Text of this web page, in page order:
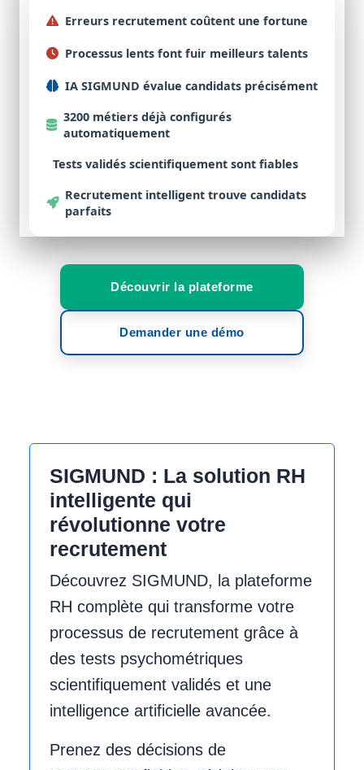
Erreurs recrutement coûtent une fortune
Processus lents font fuir meilleurs talents
IA SIGMUND évalue candidats précisément
3200 métiers déjà configurés
automatiquement
Tests validés scientifiquement sont fiables
Recrutement intelligent trouve candidats
parfaits
Découvrir la plateforme
Demander une démo
SIGMUND : La solution RH
intelligente qui
révolutionne votre
recrutement
Découvrez SIGMUND, la plateforme
RH complète qui transforme votre
processus de recrutement grâce à
des tests psychométriques
scientifiquement validés et une
intelligence artificielle avancée.
Prenez des décisions de